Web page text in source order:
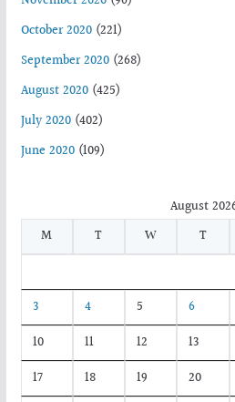
October 2020(221)
September 2020(268)
August 2020(425)
July 2020(402)
June 2020(109)
August
M
T W T
3
4 5 6
10
11 12 13
17
18 19 20